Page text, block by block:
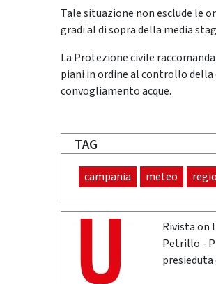
Tale situazione non esclude le
gradi al di sopra della media
La Protezione civile
piani in ordine al controllo
convogliamento acque.
TAG
campania meteo
Rivista on
Petrillo -
presieduta